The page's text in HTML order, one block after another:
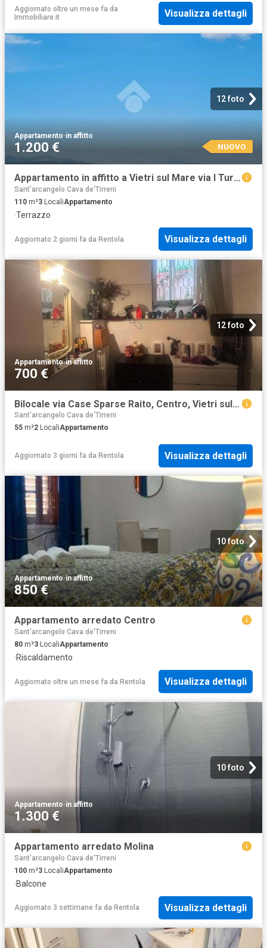
Aggiornato oltre un mese fa da
Immobiliare.it
Visualizza dettagli
12 foto
Appartamento·in affitto
1.200 € NUOVO
Appartamento in affitto a Vietri sul Mare via I Turino, 15, luminoso, lavanderia, cucina abitabile TrovaCasa
Sant'arcangelo Cava de'Tirreni
110 m²3 LocaliAppartamento
·Terrazzo
Aggiornato 2 giorni fa da Rentola Visualizza dettagli
12 foto
Appartamento·in affitto
700 €
Bilocale via Case Sparse Raito, Centro, Vietri sul Mare
Sant'arcangelo Cava de'Tirreni
55 m²2 LocaliAppartamento
Aggiornato 3 giorni fa da Rentola Visualizza dettagli
10 foto
Appartamento·in affitto
850 €
Appartamento arredato Centro
Sant'arcangelo Cava de'Tirreni
80 m²3 LocaliAppartamento
·Riscaldamento
Aggiornato oltre un mese fa da Rentola Visualizza dettagli
10 foto
Appartamento·in affitto
1.300 €
Appartamento arredato Molina
Sant'arcangelo Cava de'Tirreni
100 m²3 LocaliAppartamento
·Balcone
Aggiornato 3 settimane fa da Rentola Visualizza dettagli